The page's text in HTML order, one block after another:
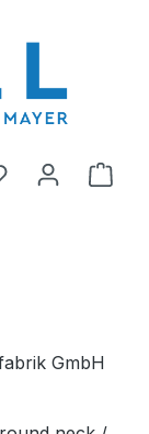
Hai 0 articoliIl
GmbH